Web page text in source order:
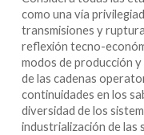
como una vía
transmisiones y
reflexión tecno-
modos de producción
de las cadenas
continuidades en los
diversidad de los
industrialización de las